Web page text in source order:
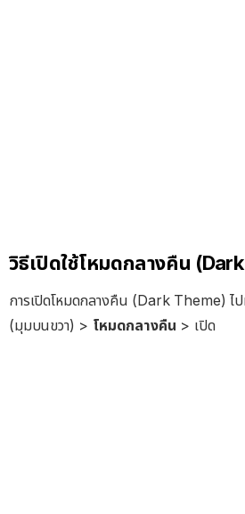
วิธีเปิดใช้โหมดกลางคืน
การเปิดโหมดกลางคืน (Dark Theme) ไ
(มุมบนขวา) > โหมดกลางคืน > เปิด